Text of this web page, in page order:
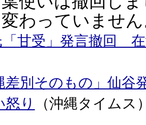
わっていませ
「甘受」発言撤回
差別そのもの」仙
怒り
（沖縄タイムス